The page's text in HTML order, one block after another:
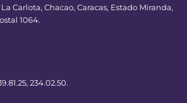
Carlota, Chacao, Caracas, Estado Miranda,
1064.
234.02.50.